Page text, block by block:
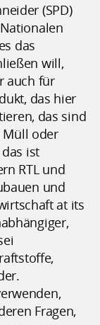
(SPD)
das
will,
auch für
das hier
das sind
Müll oder
ist
RTL und
und
at its
Fragen,